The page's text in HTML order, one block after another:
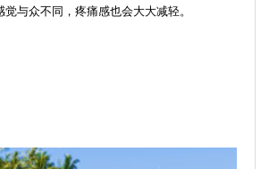
与众不同，疼痛感也会大大减轻。